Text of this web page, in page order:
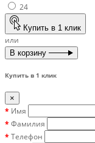
24
Купить в 1 клик
или
В корзину
Купить в 1 клик
×
Имя
Фамилия
Телефон